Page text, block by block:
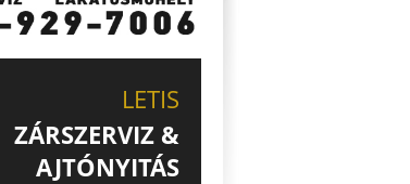
LETIS
ZÁRSZERVIZ &
AJTÓNYITÁS